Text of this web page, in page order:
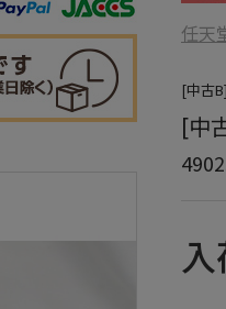
任天
[中古
[中